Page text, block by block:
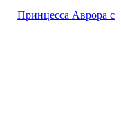
Принцесса Аврора с